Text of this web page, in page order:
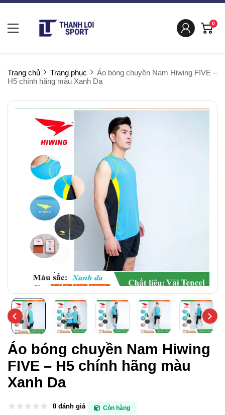
0
Trang chủ Trang phục
Áo bóng chuyền Nam Hiwing FIVE –
H5 chính hãng màu Xanh Da
Áo bóng chuyền Nam Hiwing
FIVE – H5 chính hãng màu
Xanh Da
0 đánh giá Còn hàng